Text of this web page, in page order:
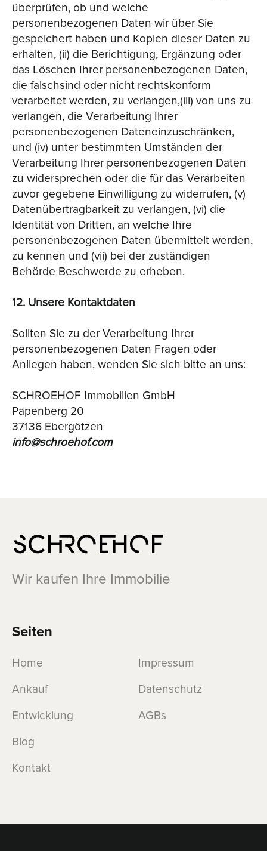
überprüfen, ob und welche
personenbezogenen Daten wir über Sie
gespeichert haben und Kopien dieser Daten zu
erhalten, (ii) die Berichtigung, Ergänzung oder
das Löschen Ihrer personenbezogenen Daten,
die falschsind oder nicht rechtskonform
verarbeitet werden, zu verlangen,(iii) von uns zu
verlangen, die Verarbeitung Ihrer
personenbezogenen Dateneinzuschränken,
und (iv) unter bestimmten Umständen der
Verarbeitung Ihrer personenbezogenen Daten
zu widersprechen oder die für das Verarbeiten
zuvor gegebene Einwilligung zu widerrufen, (v)
Datenübertragbarkeit zu verlangen, (vi) die
Identität von Dritten, an welche Ihre
personenbezogenen Daten übermittelt werden,
zu kennen und (vii) bei der zuständigen
Behörde Beschwerde zu erheben.
12. Unsere Kontaktdaten
Sollten Sie zu der Verarbeitung Ihrer
personenbezogenen Daten Fragen oder
Anliegen haben, wenden Sie sich bitte an uns:
SCHROEHOF Immobilien GmbH
Papenberg 20
37136 Ebergötzen
info@schroehof.com
Wir kaufen Ihre Immobilie
Seiten
Home
Ankauf
Entwicklung
Blog
Kontakt
Impressum
Datenschutz
AGBs